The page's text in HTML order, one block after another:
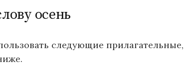
осень
следующие прилагательные,